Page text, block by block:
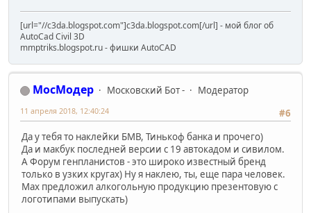
[url="//c3da.blogspot.com"]c3da.blogspot.com[/url] - мой блог об
AutoCad Civil 3D
mmptriks.blogspot.ru - фишки AutoCAD
МосМодер Московский Бот -
Модератор
#6
11 апреля 2018, 12:40:24
Да у тебя то наклейки БМВ, Тинькоф банка и прочего)
Да и макбук последней версии с 19 автокадом и сивилом.
А Форум генпланистов - это широко известный бренд
только в узких кругах) Ну я наклею, ты, еще пара человек.
Мах предложил алкогольную продукцию презентовую с
логотипами выпускать)